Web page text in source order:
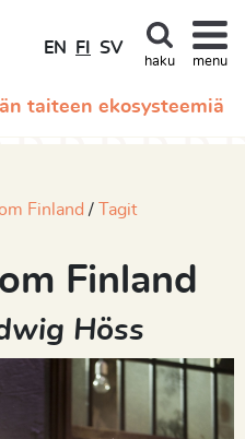
taiteen ekosysteemiä
EN FI SV
haku menu
Finland Tagit
Finland
Höss